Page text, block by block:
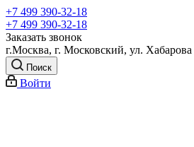
+7 499 390-32-18
+7 499 390-32-18
Заказать звонок
г.Москва, г. Московский, ул.
Поиск
Войти